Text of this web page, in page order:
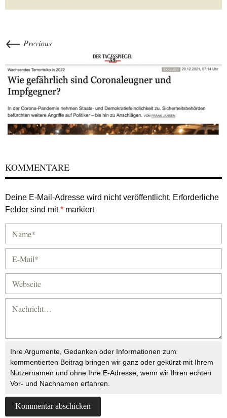
← Previous
KOMMENTARE
Deine E-Mail-Adresse wird nicht veröffentlicht. Erforderliche
Felder sind mit* markiert
Ihre Argumente, Gedanken oder Informationen zum
kommentierten Beitrag bringen wir ganz oder gekürzt mit Ihrem
Nutzernamen und ohne Ihre E-Adresse, wenn wir Ihren echten
Vor- und Nachnamen erfahren.